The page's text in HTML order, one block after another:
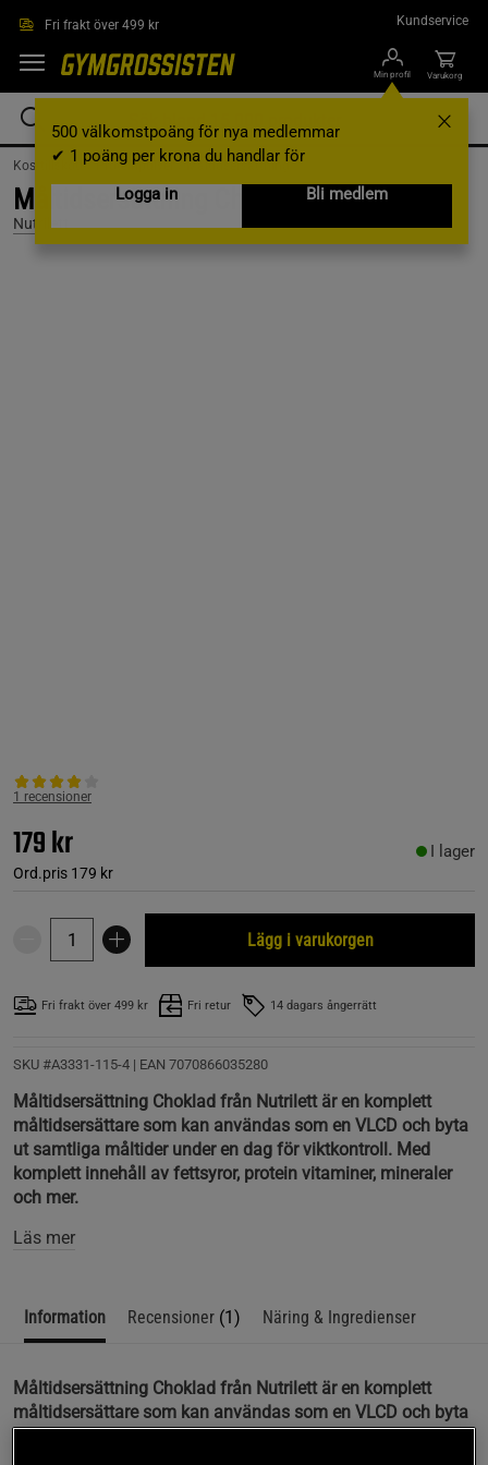
Fri frakt över 499 kr Kundservice
Min profil
500 välkomstpoäng för nya medlemmar
✔ 1 poäng per krona du handlar för
Logga in
Bli medlem
Varukorg
Kosttillskott /Proteinpulver / Måltidsersättning
Måltidsersättning Choklad 10 pack
Nutrilett
1 recensioner
179 kr
Ord.pris 179 kr
I lager
Lägg i varukorgen
Fri frakt över 499 kr Fri retur 14 dagars ångerrätt
SKU #A3331-115-4 | EAN 7070866035280
Måltidsersättning Choklad från Nutrilett är en komplett
måltidsersättare som kan användas som en VLCD och byta
ut samtliga måltider under en dag för viktkontroll. Med
komplett innehåll av fettsyror, protein vitaminer, mineraler
och mer.
Läs mer
Information Recensioner (1) Näring & Ingredienser
Måltidsersättning Choklad från Nutrilett är en komplett
måltidsersättare som kan användas som en VLCD och byta
ut samtliga måltider under en dag för viktkontroll. Med